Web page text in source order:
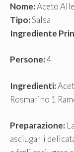
Nome:Aceto
Tipo:Salsa
Ingrediente
Persone:4
Ingredienti:
Rosmarino 1
Preparazione:
asciugarli